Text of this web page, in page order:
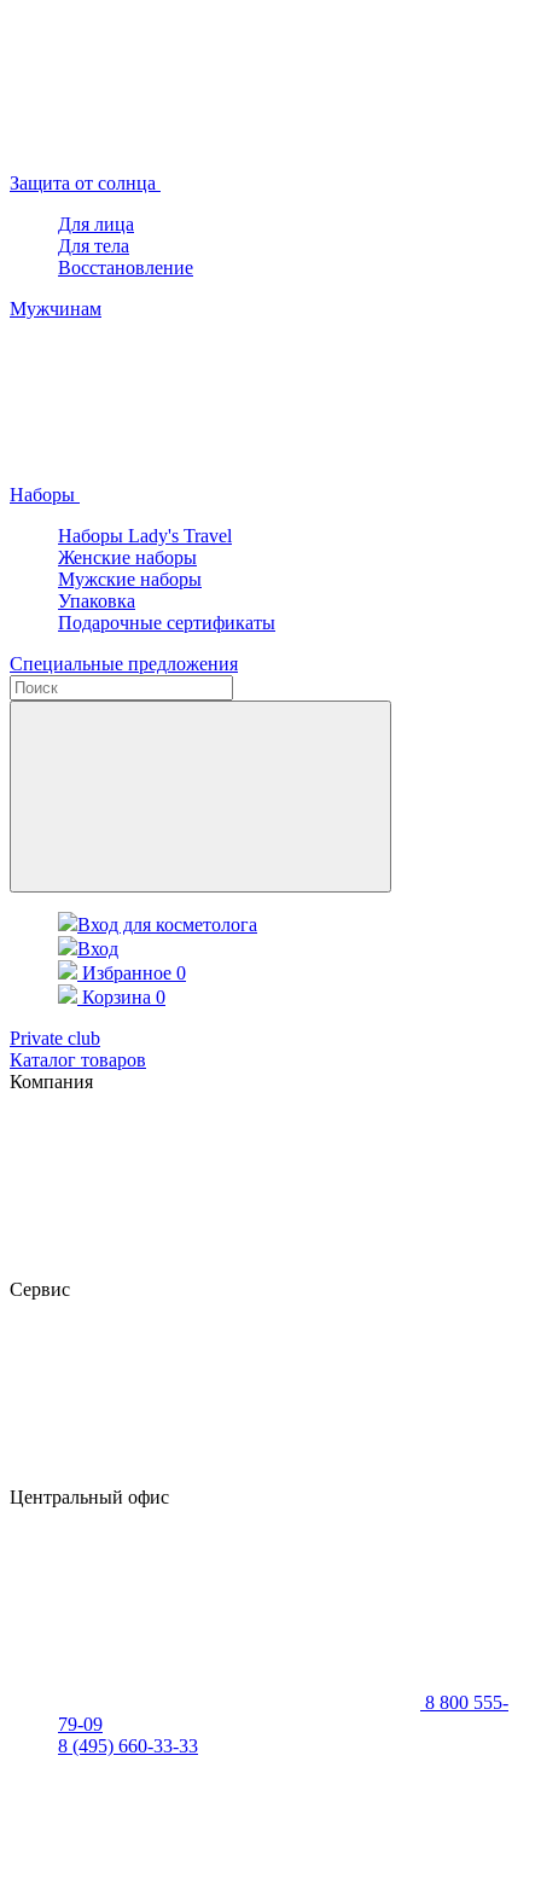
Защита от солнца
Для лица
Для тела
Восстановление
Мужчинам
Наборы
Наборы Lady's Travel
Женские наборы
Мужские наборы
Упаковка
Подарочные сертификаты
Специальные предложения
Вход для косметолога
Вход
Избранное 0
Корзина 0
Private club
Каталог товаров
Компания
Сервис
Центральный офис
8 800 555-
79-09
8 (495) 660-33-33